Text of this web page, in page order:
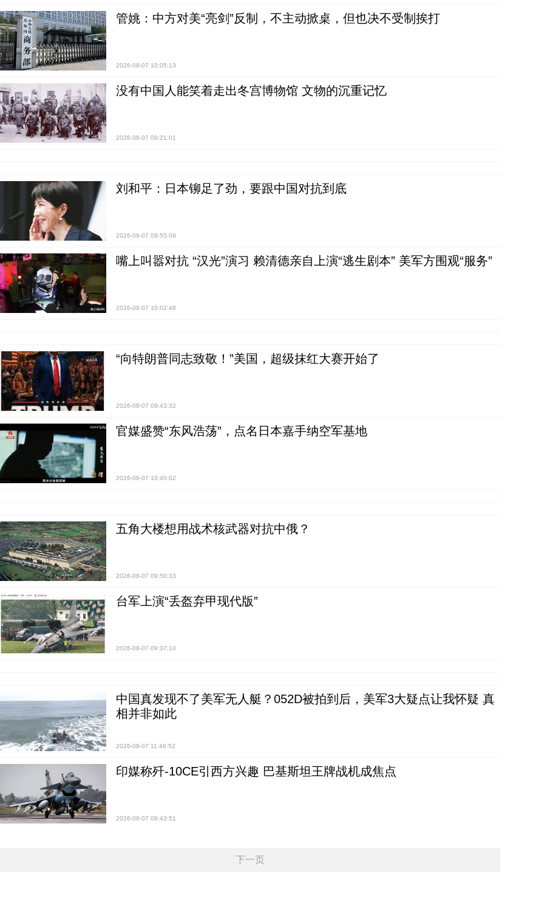
管姚：中方对美“亮剑”反制，不主动掀桌，但也决不受制挨打
2026-08-07 10:05:13
没有中国人能笑着走出冬宫博物馆 文物的沉重记忆
2026-08-07 09:21:01
刘和平：日本铆足了劲，要跟中国对抗到底
2026-08-07 09:55:09
嘴上叫嚣对抗 “汉光”演习 赖清德亲自上演“逃生剧本” 美军方围观“服务”
2026-08-07 10:02:48
“向特朗普同志致敬！”美国，超级抹红大赛开始了
2026-08-07 09:43:32
官媒盛赞“东风浩荡”，点名日本嘉手纳空军基地
2026-08-07 10:40:02
五角大楼想用战术核武器对抗中俄？
2026-08-07 09:50:33
台军上演“丢盔弃甲现代版”
2026-08-07 09:37:10
中国真发现不了美军无人艇？052D被拍到后，美军3大疑点让我怀疑 真
相并非如此
2026-08-07 11:46:52
印媒称歼-10CE引西方兴趣 巴基斯坦王牌战机成焦点
2026-08-07 08:43:51
下一页